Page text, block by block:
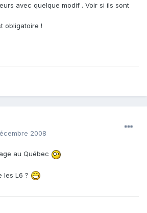
avec quelque modif . Voir si ils sont
obligatoire !
2008
au Québec
les L6 ?